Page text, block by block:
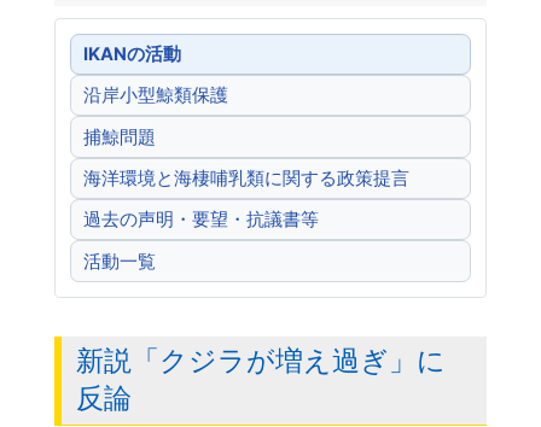
IKANの活動
沿岸小型鯨類保護
捕鯨問題
海洋環境と海棲哺乳類に関する政策提言
過去の声明・要望・抗議書等
活動一覧
新説「クジラが増え過ぎ」に
反論